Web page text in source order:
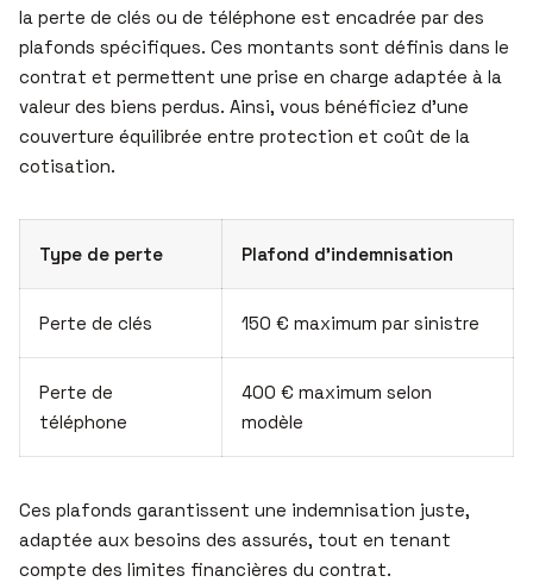
la perte de clés ou de téléphone est encadrée par des
plafonds spécifiques. Ces montants sont définis dans le
contrat et permettent une prise en charge adaptée à la
valeur des biens perdus. Ainsi, vous bénéficiez d’une
couverture équilibrée entre protection et coût de la
cotisation.
Type de perte Plafond d’indemnisation
Perte de clés 150 € maximum par sinistre
Perte de
téléphone
400 € maximum selon
modèle
Ces plafonds garantissent une indemnisation juste,
adaptée aux besoins des assurés, tout en tenant
compte des limites financières du contrat.